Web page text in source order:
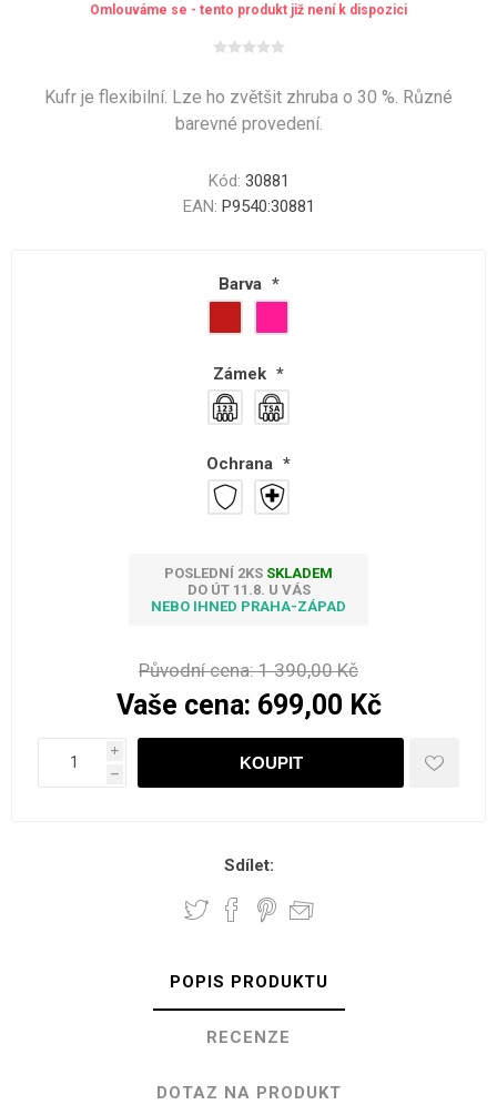
Omlouváme se - tento produkt již není k dispozici
Kufr je flexibilní. Lze ho zvětšit zhruba o 30 %. Různé
barevné provedení.
Kód: 30881
EAN: P9540:30881
Barva *
Zámek *
Ochrana *
POSLEDNÍ 2KS SKLADEM
DO ÚT 11.8. U VÁS
NEBO IHNED PRAHA-ZÁPAD
Původní cena: 1 390,00 Kč
Vaše cena: 699,00 Kč
i
h
Sdílet:
POPIS PRODUKTU
RECENZE
DOTAZ NA PRODUKT